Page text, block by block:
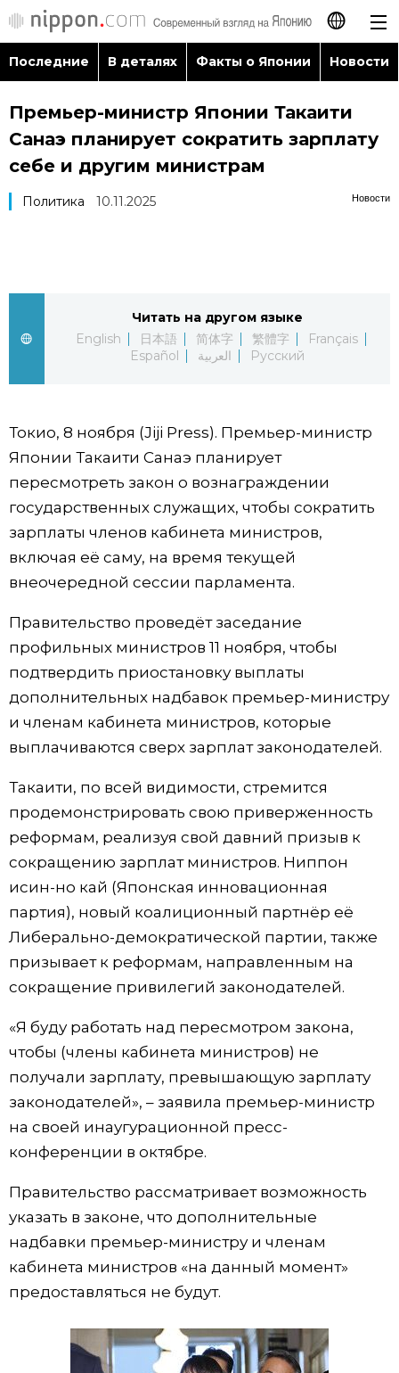
日本語
English
العربية
Последние
Фото/Видео
Разделы
Люди
Блог
Политика
Экономика
Общество
Культура
Жизнь
Технологии
Токио
От редакции
Популярные статьи
Японский язык
Японский калейдоскоп
Семья
Еда и напитки
official SNS
Последние В деталях Факты о Японии Новости
Премьер-министр Японии Такаити
Санаэ планирует сократить зарплату
себе и другим министрам
Новости
Политика 10.11.2025
Читать на другом языке
English
日本語 简体字 繁體字
Français
Español
العربية Русский
Токио, 8 ноября (Jiji Press). Премьер-министр
Японии Такаити Санаэ планирует
пересмотреть закон о вознаграждении
государственных служащих, чтобы сократить
зарплаты членов кабинета министров,
включая её саму, на время текущей
внеочередной сессии парламента.
Правительство проведёт заседание
профильных министров 11 ноября, чтобы
подтвердить приостановку выплаты
дополнительных надбавок премьер-министру
и членам кабинета министров, которые
выплачиваются сверх зарплат законодателей.
Такаити, по всей видимости, стремится
продемонстрировать свою приверженность
реформам, реализуя свой давний призыв к
сокращению зарплат министров. Ниппон
исин-но кай (Японская инновационная
партия), новый коалиционный партнёр её
Либерально-демократической партии, также
призывает к реформам, направленным на
сокращение привилегий законодателей.
«Я буду работать над пересмотром закона,
чтобы (члены кабинета министров) не
получали зарплату, превышающую зарплату
законодателей», – заявила премьер-министр
на своей инаугурационной пресс-
конференции в октябре.
Правительство рассматривает возможность
указать в законе, что дополнительные
надбавки премьер-министру и членам
кабинета министров «на данный момент»
предоставляться не будут.